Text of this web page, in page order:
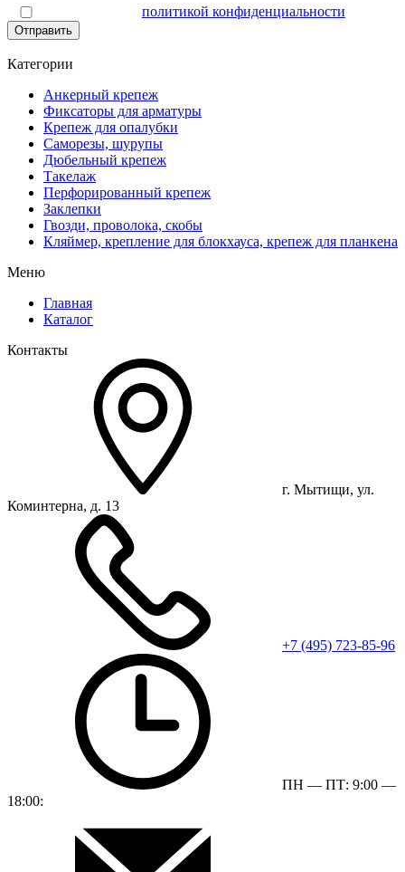
политикой конфиденциальности
Отправить
Категории
Анкерный крепеж
Фиксаторы для арматуры
Крепеж для опалубки
Саморезы, шурупы
Дюбельный крепеж
Такелаж
Перфорированный крепеж
Заклепки
Гвозди, проволока, скобы
Кляймер, крепление для блокхауса, крепеж для планкена
Меню
Главная
Каталог
Контакты
г. Мытищи, ул.
Коминтерна, д. 13
+7 (495) 723-85-96
ПН — ПТ: 9:00 —
18:00: